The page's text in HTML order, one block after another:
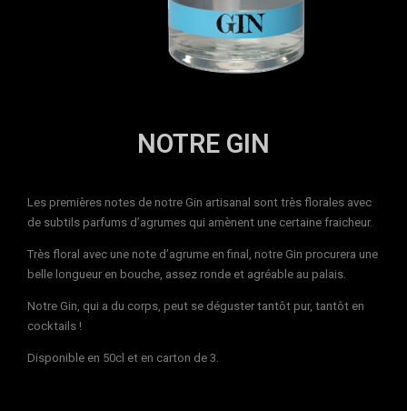
NOTRE GIN
Les premières notes de notre Gin artisanal sont très florales avec
de subtils parfums d’agrumes qui amènent une certaine fraicheur.
Très floral avec une note d’agrume en final, notre Gin procurera une
belle longueur en bouche, assez ronde et agréable au palais.
Notre Gin, qui a du corps, peut se déguster tantôt pur, tantôt en
cocktails !
Disponible en 50cl et en carton de 3.